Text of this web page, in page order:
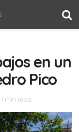
en un
Pico
min read